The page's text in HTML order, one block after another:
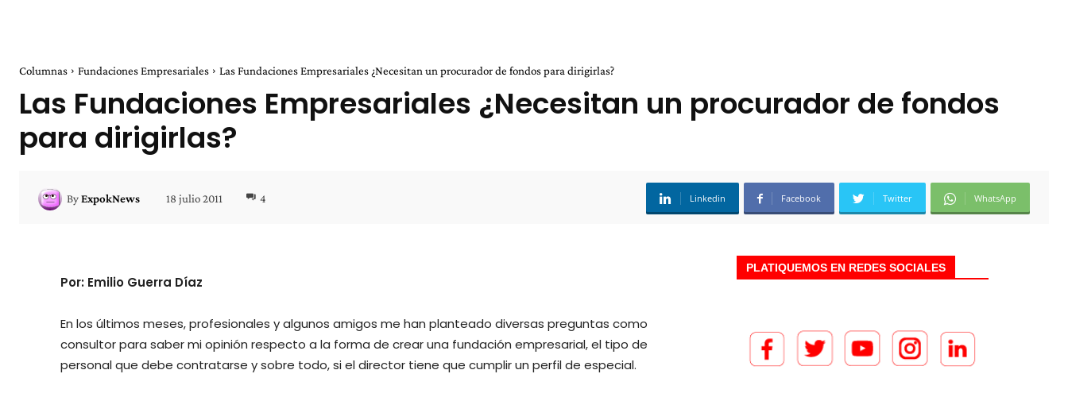
Columnas Fundaciones Empresariales Las Fundaciones Empresariales ¿Necesitan un procurador de fondos para dirigirlas?
Las Fundaciones Empresariales ¿Necesitan un procurador de fondos
para dirigirlas?
ByExpokNews 18 julio 2011 4 Linkedin Facebook Twitter WhatsApp
Por: Emilio Guerra Díaz
En los últimos meses, profesionales y algunos amigos me han planteado diversas preguntas como
consultor para saber mi opinión respecto a la forma de crear una fundación empresarial, el tipo de
personal que debe contratarse y sobre todo, si el director tiene que cumplir un perfil de especial.
PLATIQUEMOS EN REDES SOCIALES